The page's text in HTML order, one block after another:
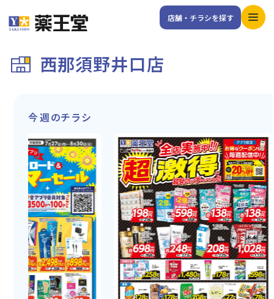
店舗・チラシを探す
西那須野井口店
今週のチラシ